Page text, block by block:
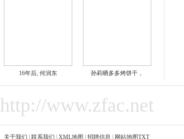
16年后, 何润东 孙莉晒多多烤饼干，
http://www.zfac.net
关于我们 联系我们 XML地图 招聘信息 网站地图TXT